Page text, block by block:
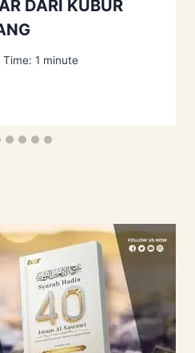
DARI KUBUR
Time: 1 minute